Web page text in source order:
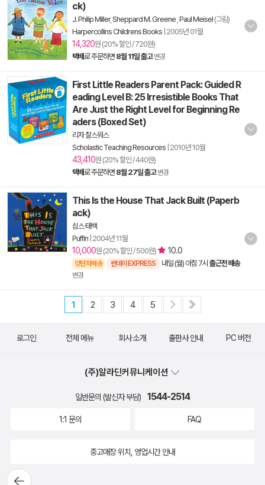
ck)
J. Philip Miller,Sheppard M. Greene Paul Meisel (그림)
Harpercollins Childrens Books 2005년 01월
14,320원 (20% 할인 / 720원)
택배로 주문하면 8월 11일 출고 변경
First Little Readers Parent Pack: Guided R
eading Level B: 25 Irresistible Books That
Are Just the Right Level for Beginning Re
aders (Boxed Set)
리자 찰스워스
Scholastic Teaching Resources 2010년 10월
43,410원 (20% 할인 / 440원)
택배로 주문하면 8월 27일 출고 변경
This Is the House That Jack Built (Paperb
ack)
심스 태백
Puffin 2004년 11월
10,000원 (20% 할인 / 500원) 10.0
양탄자배송 썬데이 EXPRESS 내일 (월) 아침 7시 출근전 배송
변경
1 2 3 4 5
뒤로가
로그인 전체 메뉴 회사 소개 출판사 안내 PC 버전
(주)알라딘커뮤니케이션
일반문의 (발신자 부담) 1544-2514
1:1 문의 FAQ
중고매장 위치, 영업시간 안내